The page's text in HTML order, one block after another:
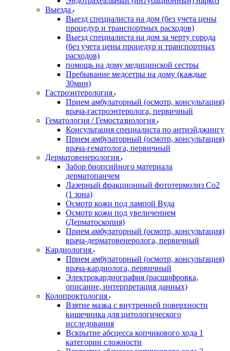
Выезда
Выезд специалиста на дом (без учета цены
процедур и транспортных расходов)
Выезд специалиста на дом за черту города
(без учета цены процедур и транспортных
расходов)
помощь на дому медицинской сестры
Пребывание медсетры на дому (каждые
30мин)
Гастроэнтерология
Прием амбулаторный (осмотр, консультация)
врача-гастроэнтеролога, первичный
Гематология / Гемостазиология
Консультация специалиста по антиэйджингу
Прием амбулаторный (осмотр, консультация)
врача-гематолога, первичный
Дерматовенерология
Забор биопсийного материала
дерматопанчем
Лазерный фракционный фототермолиз Со2
(1 зона)
Осмотр кожи под лампой Вуда
Осмотр кожи под увеличением
(Дерматоскопия)
Прием амбулаторный (осмотр, консультация)
врача-дерматовенеролога, первичный
Кардиология
Прием амбулаторный (осмотр, консультация)
врача-кардиолога, первичный
Электрокардиография (расшифровка,
описание, интерпретация данных)
Колопроктология
Взятие мазка с внутренней поверхности
кишечника для цитологического
исследования
Вскрытие абсцесса копчикового хода 1
категории сложности